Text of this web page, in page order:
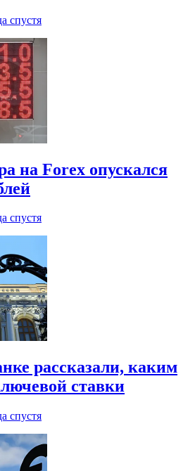
спустя
на Forex опускался
спустя
рассказали, каким
ставки
спустя